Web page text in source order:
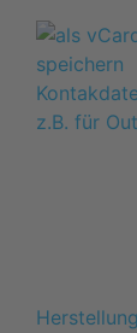
z.B. für